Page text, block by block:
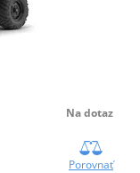
Na dotaz
Porovnať